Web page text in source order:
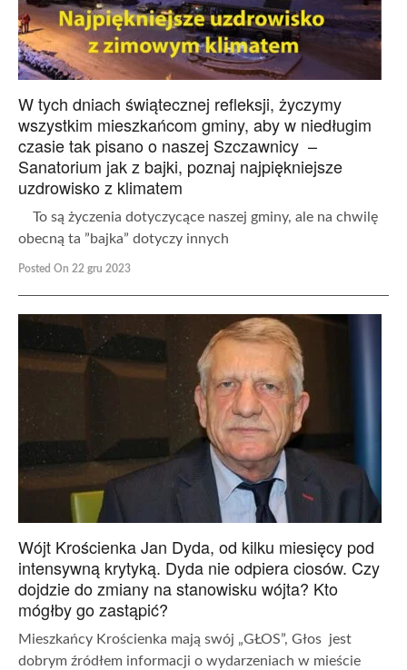
W tych dniach świątecznej refleksji, życzymy
wszystkim mieszkańcom gminy, aby w niedługim
czasie tak pisano o naszej Szczawnicy –
Sanatorium jak z bajki, poznaj najpiękniejsze
uzdrowisko z klimatem
To są życzenia dotyczycące naszej gminy, ale na chwilę
obecną ta ”bajka” dotyczy innych
Posted On 22 gru 2023
Wójt Krościenka Jan Dyda, od kilku miesięcy pod
intensywną krytyką. Dyda nie odpiera ciosów. Czy
dojdzie do zmiany na stanowisku wójta? Kto
mógłby go zastąpić?
Mieszkańcy Krościenka mają swój „GŁOS”, Głos jest
dobrym źródłem informacji o wydarzeniach w mieście